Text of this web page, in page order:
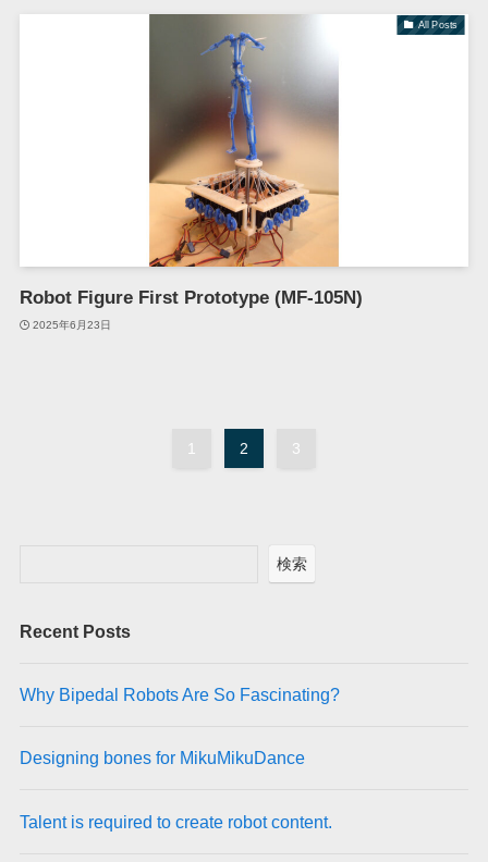
All Posts
Robot Figure First Prototype (MF-105N)
2025年6月23日
1 2 3
検索
Recent Posts
Why Bipedal Robots Are So Fascinating?
Designing bones for MikuMikuDance
Talent is required to create robot content.